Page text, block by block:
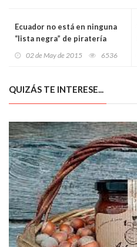
Ecuador no está en ninguna
“lista negra” de piratería
02 de May de 2015 6536
QUIZÁS TE INTERESE...